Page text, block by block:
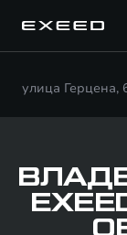
улица Герцена,